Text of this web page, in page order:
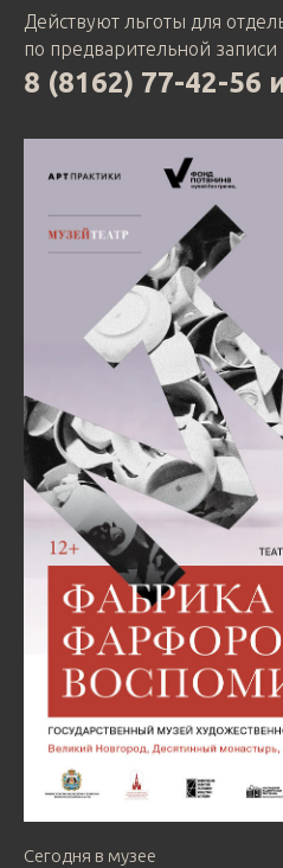
Действуют льготы для
по предварительной
8 (8162) 77-42-56
Сегодня в музее